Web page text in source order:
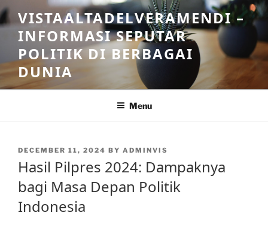
Skip
to
content
VISTAALTADELVERAMENDI –
INFORMASI SEPUTAR
POLITIK DI BERBAGAI
DUNIA
Menu
POSTED
DECEMBER 11, 2024 BY ADMINVIS
Hasil Pilpres 2024: Dampaknya
bagi Masa Depan Politik
Indonesia